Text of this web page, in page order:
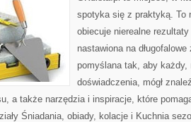
spotyka się z praktyką. To
obiecuje nierealne
nastawiona na
pomyślana tak, aby każdy,
doświadczenia, mógł
a także narzędzia i inspiracje, które
Śniadania, obiady, kolacje i Kuchnia